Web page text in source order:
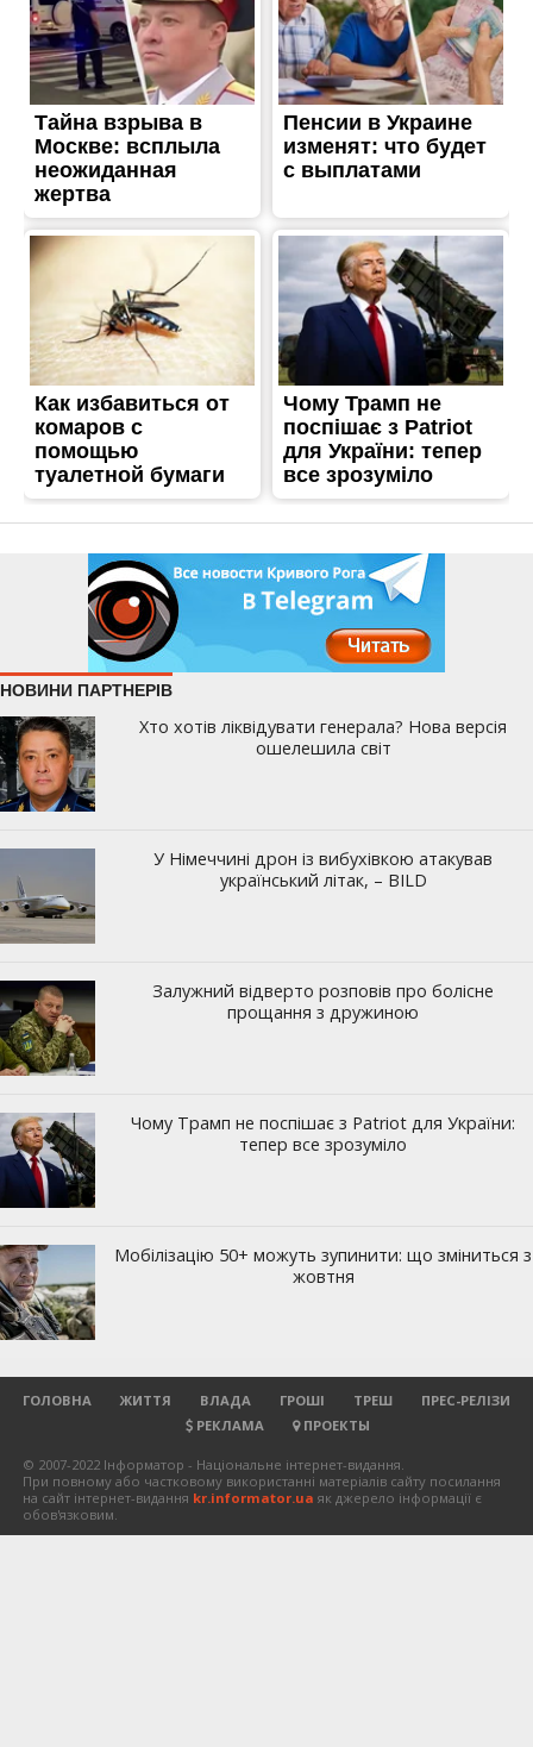
ГОЛОВНА ЖИТТЯ ВЛАДА ГРОШІ ТРЕШ
ПРЕС-РЕЛІЗИ
РЕКЛАМА
ПРОЕКТЫ
© 2007-2022 Інформатор - Національне інтернет-видання.
При повному або частковому використанні матеріалів сайту посилання
на сайт інтернет-видання kr.informator.ua як джерело інформації є
обов'язковим.